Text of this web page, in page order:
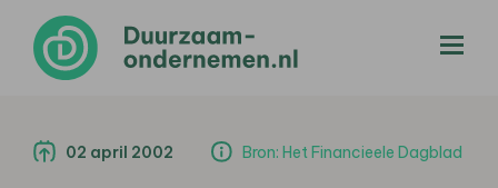
02 april 2002 Bron: Het Financieele Dagblad